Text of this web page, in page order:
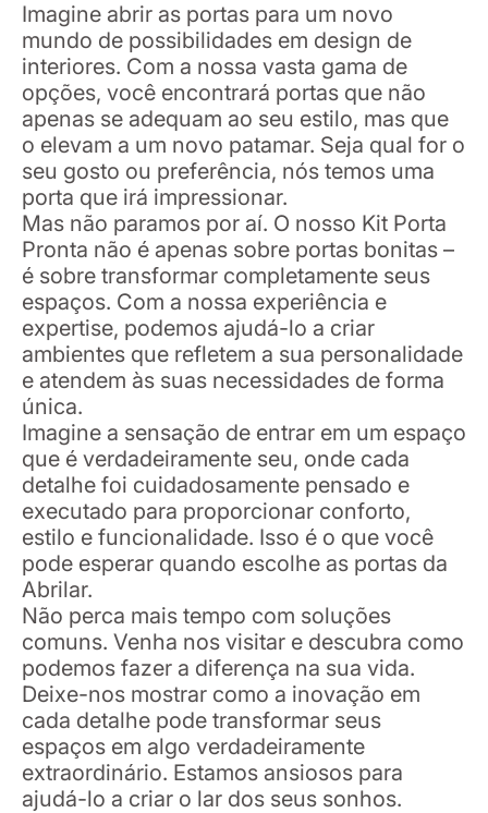
Imagine abrir as portas para um novo
mundo de possibilidades em design de
interiores. Com a nossa vasta gama de
opções, você encontrará portas que não
apenas se adequam ao seu estilo, mas que
o elevam a um novo patamar. Seja qual for o
seu gosto ou preferência, nós temos uma
porta que irá impressionar.
Mas não paramos por aí. O nosso Kit Porta
Pronta não é apenas sobre portas bonitas –
é sobre transformar completamente seus
espaços. Com a nossa experiência e
expertise, podemos ajudá-lo a criar
ambientes que refletem a sua personalidade
e atendem às suas necessidades de forma
única.
Imagine a sensação de entrar em um espaço
que é verdadeiramente seu, onde cada
detalhe foi cuidadosamente pensado e
executado para proporcionar conforto,
estilo e funcionalidade. Isso é o que você
pode esperar quando escolhe as portas da
Abrilar.
Não perca mais tempo com soluções
comuns. Venha nos visitar e descubra como
podemos fazer a diferença na sua vida.
Deixe-nos mostrar como a inovação em
cada detalhe pode transformar seus
espaços em algo verdadeiramente
extraordinário. Estamos ansiosos para
ajudá-lo a criar o lar dos seus sonhos.